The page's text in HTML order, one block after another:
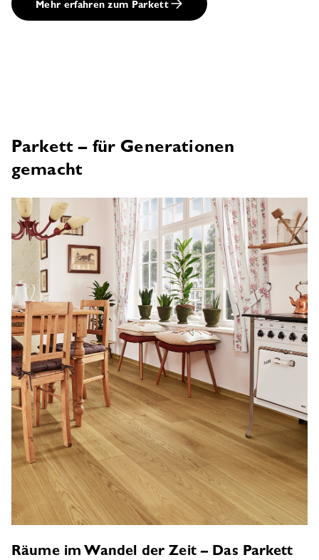
Mehr erfahren zum Parkett
Parkett – für Generationen
gemacht
Räume im Wandel der Zeit – Das Parkett